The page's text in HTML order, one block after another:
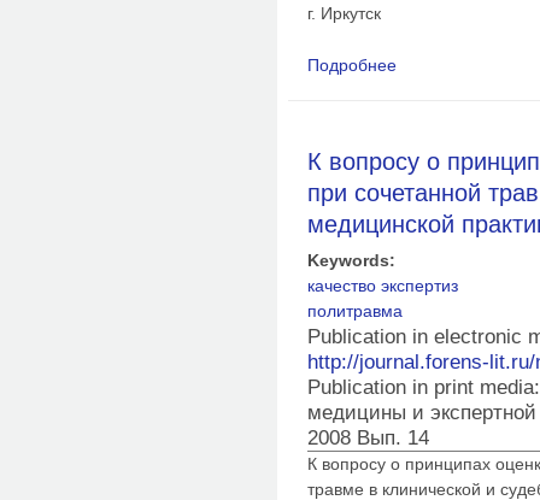
г. Иркутск
Подробнее
К вопросу о
при сочетанной
медицинской
Keywords:
качество экспертиз
политравма
Publication in electronic
http://journal.forens-lit.ru/
Publication in print
медицины и
2008 Вып. 14
К вопросу о принципах
травме в клинической и